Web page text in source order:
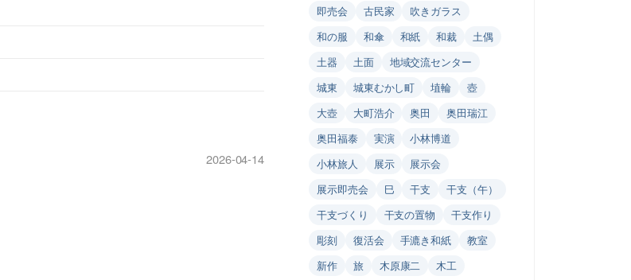
2026-04-14
即売会
古民家
吹きガラス
和の服
和傘 和紙 和裁
土偶
土器
土面
地域交流センター
城東
城東むかし町 埴輪
壺
大壺
大町浩介 奥田
奥田瑞江
奥田福泰
実演
小林博道
小林旅人
展示
展示会
展示即売会
巳 干支
干支（午）
干支づくり
干支の置物
干支作り
彫刻
復活会 手漉き和紙
教室
新作
旅 木原康二
木工